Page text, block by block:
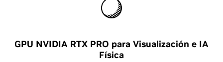
GPU NVIDIA RTX PRO para Visualización e IA
Física